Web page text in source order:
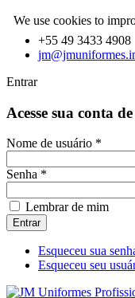
+55 49 3433 4908
Entrar
Acesse sua conta
Nome de usuário *
Senha *
Lembrar de mim
Esqueceu sua
Esqueceu seu
We use cookies to